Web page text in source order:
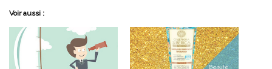
Voir aussi :